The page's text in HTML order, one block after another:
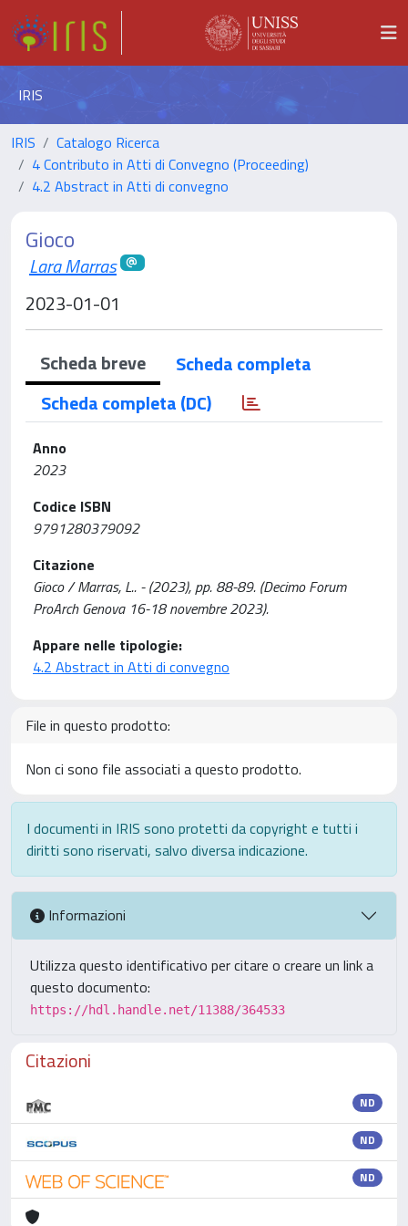
IRIS
IRIS
Catalogo Ricerca
4 Contributo in Atti di Convegno (Proceeding)
4.2 Abstract in Atti di convegno
Gioco
Lara Marras
2023-01-01
Scheda breve
Scheda completa
Scheda completa (DC)
Anno
2023
Codice ISBN
9791280379092
Citazione
Gioco / Marras, L.. - (2023), pp. 88-89. (Decimo Forum
ProArch Genova 16-18 novembre 2023).
Appare nelle tipologie:
4.2 Abstract in Atti di convegno
File in questo prodotto:
Non ci sono file associati a questo prodotto.
I documenti in IRIS sono protetti da copyright e tutti i
diritti sono riservati, salvo diversa indicazione.
Informazioni
Utilizza questo identificativo per citare o creare un link a
questo documento:
https://hdl.handle.net/11388/364533
Citazioni
ND
ND
ND